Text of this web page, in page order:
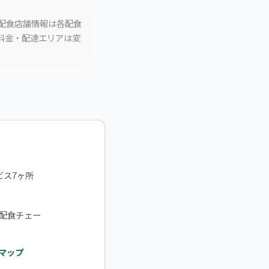
食店舗情報は各配食
金・配達エリアは変
ス7ヶ所
食チェー
ップ